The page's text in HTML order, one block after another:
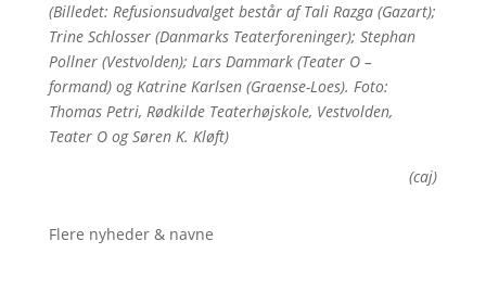
(Billedet: Refusionsudvalget består af Tali Razga (Gazart);
Trine Schlosser (Danmarks Teaterforeninger); Stephan
Pollner (Vestvolden); Lars Dammark (Teater O –
formand) og Katrine Karlsen (Graense-Loes). Foto:
Thomas Petri, Rødkilde Teaterhøjskole, Vestvolden,
Teater O og Søren K. Kløft)
(caj)
Flere nyheder & navne